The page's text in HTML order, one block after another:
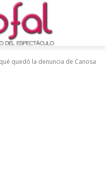
quedó la denuncia de Canosa